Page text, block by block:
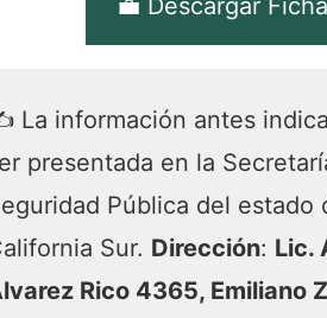
💼 Descargar Ficha
La información antes
presentada en la
Pública del estado
Sur. Dirección: Lic.
Rico 4365, Emiliano